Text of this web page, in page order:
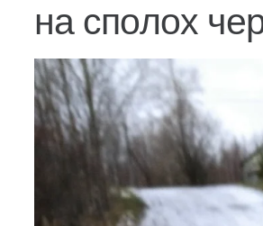
на сполох